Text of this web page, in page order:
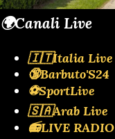
🌍Canali Live
🇮🇹Italia Live
🔞Barbuto'S24
⚽SportLive
🇸🇦Arab Live
📻LIVE RADIO